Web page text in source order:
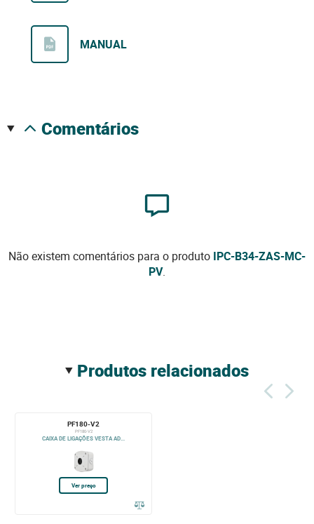
MANUAL
comentários
Não existem comentários para o produto IPC-B34-ZAS-MC-
PV.
produtos relacionados
PF180-V2
PF180-V2
CAIXA DE LIGAÇÕES VESTA AD...
Ver preço